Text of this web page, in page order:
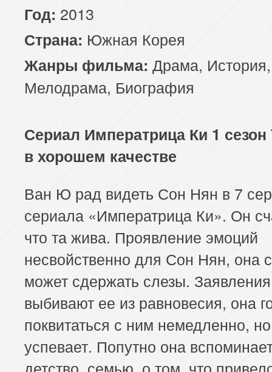
Год: 2013
Страна: Южная Корея
Жанры фильма: Драма, История,
Мелодрама, Биография
Сериал Императрица Ки 1 сезон
в хорошем качестве
Ван Ю рад видеть Сон Нян в 7
сериала «Императрица Ки». Он
что та жива. Проявление эмоций
несвойственно для Сон Нян, она
может сдержать слезы.
выбивают ее из равновесия, она
поквитаться с ним немедленно,
успевает. Попутно она
детство, семью, о том, что